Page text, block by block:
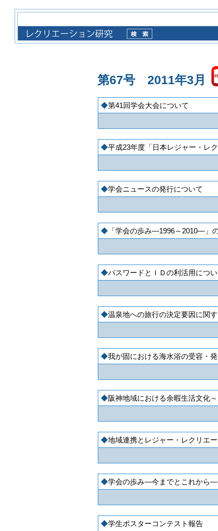
第67号 2011年3月
第41回学会大会について
平成23年度「日本レジャー・レ
学会ニュースの発行について
「学会の歩み―1996～2010―」
パスワードとＩＤの利活用につ
温泉地への旅行の決定要因に関
我が固における海水浴の受容・
阪神地域における余暇生活文化
地域連携とレジャー・レクリエ
学会の歩み―今までとこれから―
学生ポスターコンテスト報告